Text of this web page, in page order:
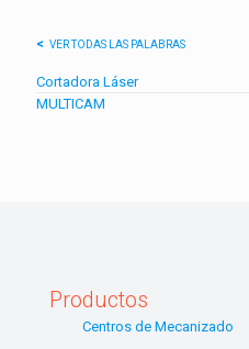
VER TODAS LAS PALABRAS
Cortadora Láser
MULTICAM
Productos
Centros de Mecanizado